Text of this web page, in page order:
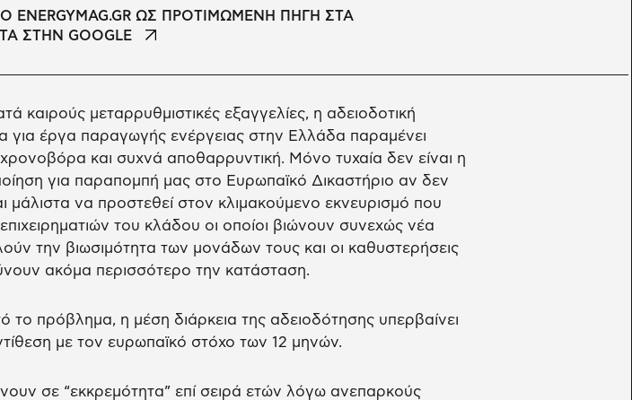
ENERGYMAG.GR ΩΣ ΠΡΟΤΙΜΩΜΕΝΗ ΠΗΓΗ ΣΤΑ
ΣΤΗΝ GOOGLE
καιρούς μεταρρυθμιστικές εξαγγελίες, η αδειοδοτική
για έργα παραγωγής ενέργειας στην Ελλάδα παραμένει
και συχνά αποθαρρυντική. Μόνο τυχαία δεν είναι η
για παραπομπή μας στο Ευρωπαϊκό Δικαστήριο αν δεν
μάλιστα να προστεθεί στον κλιμακούμενο εκνευρισμό που
του κλάδου οι οποίοι βιώνουν συνεχώς νέα
την βιωσιμότητα των μονάδων τους και οι καθυστερήσεις
ακόμα περισσότερο την κατάσταση.
το πρόβλημα, η μέση διάρκεια της αδειοδότησης υπερβαίνει
με τον ευρωπαϊκό στόχο των 12 μηνών.
σε “εκκρεμότητα” επί σειρά ετών λόγω ανεπαρκούς